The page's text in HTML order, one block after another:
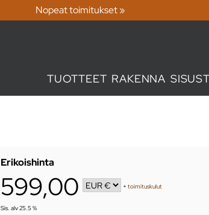
Nopeat toimitukset »
TUOTTEET RAKENNA
Erikoishinta
599,00 +toimituskulut
Sis. alv 25.5 %